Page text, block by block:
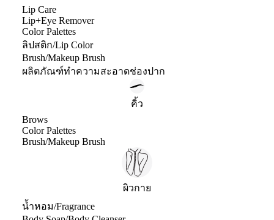
Lip Care
Lip+Eye Remover
Color Palettes
ลิปสติก/Lip Color
Brush/Makeup Brush
ผลิตภัณฑ์ทำความสะอาดช่องปาก
คิ้ว
Brows
Color Palettes
Brush/Makeup Brush
ผิวกาย
น้ำหอม/Fragrance